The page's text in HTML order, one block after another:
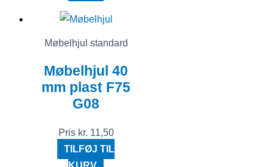
Møbelhjul standard
Møbelhjul 40
mm plast F75
G08
Pris kr. 11,50
TILFØJ TIL